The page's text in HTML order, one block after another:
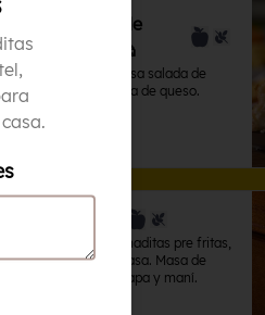
Empanadas de
Queso (Sal) 🧀
Empanada con masa salada de
maíz y yuca, rellena de queso.
Bolsa de 20 empanaditas pre fritas,
para preparar en casa. Masa de
maíz rellenas de papa y maní.